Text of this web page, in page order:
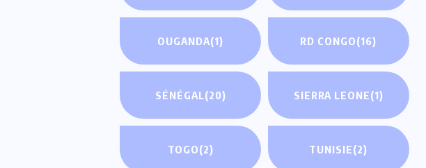
OUGANDA(1) RD CONGO(16)
SÉNÉGAL (20) SIERRA LEONE(1)
TOGO(2) TUNISIE(2)